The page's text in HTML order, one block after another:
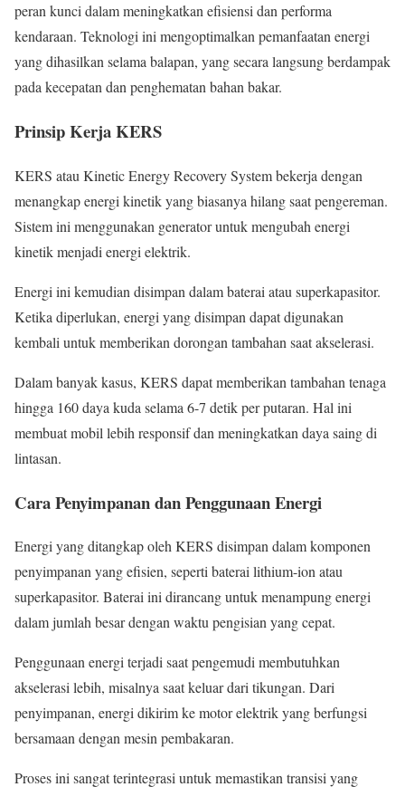
peran kunci dalam meningkatkan efisiensi dan performa
kendaraan. Teknologi ini mengoptimalkan pemanfaatan energi
yang dihasilkan selama balapan, yang secara langsung berdampak
pada kecepatan dan penghematan bahan bakar.
Prinsip Kerja KERS
KERS atau Kinetic Energy Recovery System bekerja dengan
menangkap energi kinetik yang biasanya hilang saat pengereman.
Sistem ini menggunakan generator untuk mengubah energi
kinetik menjadi energi elektrik.
Energi ini kemudian disimpan dalam baterai atau superkapasitor.
Ketika diperlukan, energi yang disimpan dapat digunakan
kembali untuk memberikan dorongan tambahan saat akselerasi.
Dalam banyak kasus, KERS dapat memberikan tambahan tenaga
hingga 160 daya kuda selama 6-7 detik per putaran. Hal ini
membuat mobil lebih responsif dan meningkatkan daya saing di
lintasan.
Cara Penyimpanan dan Penggunaan Energi
Energi yang ditangkap oleh KERS disimpan dalam komponen
penyimpanan yang efisien, seperti baterai lithium-ion atau
superkapasitor. Baterai ini dirancang untuk menampung energi
dalam jumlah besar dengan waktu pengisian yang cepat.
Penggunaan energi terjadi saat pengemudi membutuhkan
akselerasi lebih, misalnya saat keluar dari tikungan. Dari
penyimpanan, energi dikirim ke motor elektrik yang berfungsi
bersamaan dengan mesin pembakaran.
Proses ini sangat terintegrasi untuk memastikan transisi yang